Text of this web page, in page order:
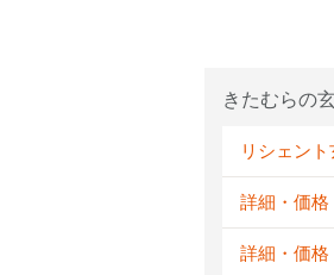
きたむらの
リシェン
詳細・価
詳細・価